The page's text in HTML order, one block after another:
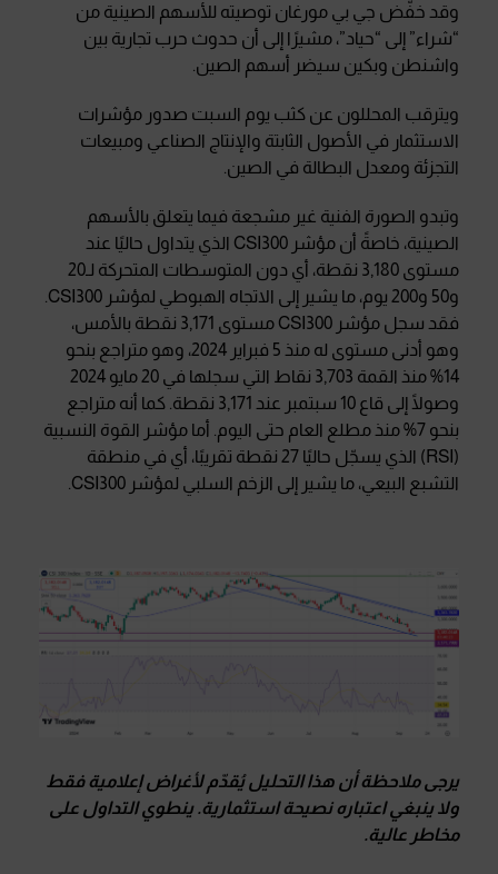
وقد خفّض جي بي مورغان توصيته للأسهم الصينية من
“شراء” إلى “حياد”، مشيرًا إلى أن حدوث حرب تجارية بين
واشنطن وبكين سيضر أسهم الصين.
ويترقب المحللون عن كثب يوم السبت صدور مؤشرات
الاستثمار في الأصول الثابتة والإنتاج الصناعي ومبيعات
التجزئة ومعدل البطالة في الصين.
وتبدو الصورة الفنية غير مشجعة فيما يتعلق بالأسهم
الصينية، خاصةً أن مؤشر CSI300 الذي يتداول حاليًا عند
مستوى 3,180 نقطة، أي دون المتوسطات المتحركة لـ20
فقد سجل مؤشر CSI300 مستوى 3,171 نقطة بالأمس،
وهو أدنى مستوى له منذ 5 فبراير 2024، وهو متراجع بنحو
14% منذ القمة 3,703 نقاط التي سجلها في 20 مايو 2024
وصولًا إلى قاع 10 سبتمبر عند 3,171 نقطة. كما أنه متراجع
بنحو 7% منذ مطلع العام حتى اليوم. أما مؤشر القوة النسبية
(RSI) الذي يسجّل حاليًا 27 نقطة تقريبًا، أي في منطقة
التشبع البيعي، ما يشير إلى الزخم السلبي لمؤشر CSI300.
يرجى ملاحظة أن هذا التحليل يُقدّم لأغراض إعلامية فقط
ولا ينبغي اعتباره نصيحة استثمارية. ينطوي التداول على
مخاطر عالية.